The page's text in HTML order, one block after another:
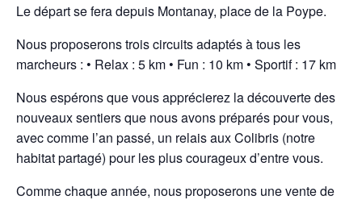
Le départ se fera depuis Montanay, place de la Poype.
Nous proposerons trois circuits adaptés à tous les
marcheurs : • Relax : 5 km • Fun : 10 km • Sportif : 17 km
Nous espérons que vous apprécierez la découverte des
nouveaux sentiers que nous avons préparés pour vous,
avec comme l’an passé, un relais aux Colibris (notre
habitat partagé) pour les plus courageux d’entre vous.
Comme chaque année, nous proposerons une vente de